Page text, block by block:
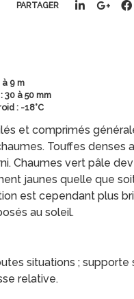
PARTAGER
9 m
30 à 50 mm
: -18°C
et comprimés
Touffes denses
Chaumes vert pâle
jaunes quelle que
est cependant plus
au soleil.
situations ; supporte
relative.